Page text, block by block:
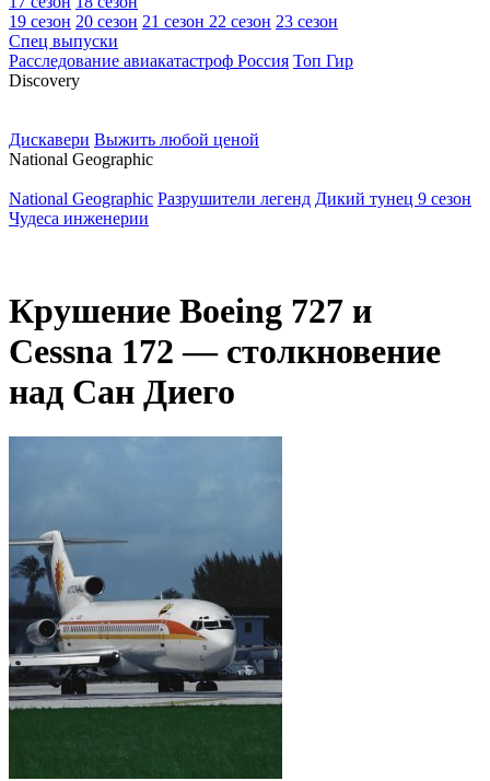
19 сезон 20 сезон 21 сезон 22 сезон 23 сезон
Спец выпуски
Расследование авиакатастроф Россия Топ Гир
Discovery
Дискавери Выжить любой ценой
National Geographic
National Geographic Разрушители легенд Дикий тунец 9 сезон
Чудеса инженерии
Крушение Boeing 727 и
Cessna 172 — столкновение
над Сан Диего